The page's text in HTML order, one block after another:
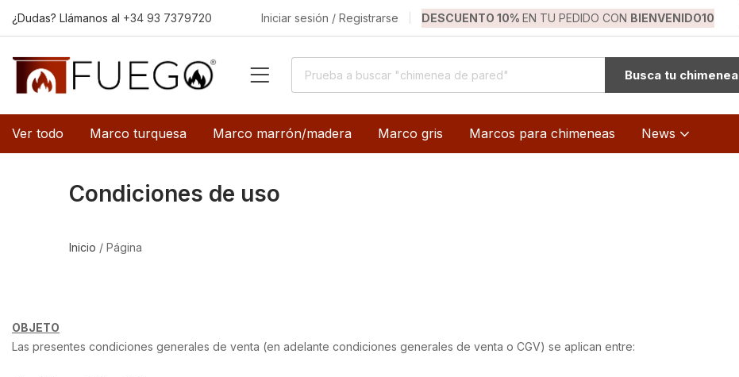
¿Dudas? Llámanos al +34 93 7379720 Iniciar sesión / Registrarse DESCUENTO 10% EN TU PEDIDO CON BIENVENIDO10
Busca tu chimenea
Ver todo Marco turquesa Marco marrón/madera Marco gris Marcos para chimeneas News
Condiciones de uso
Inicio / Página
OBJETO
Las presentes condiciones generales de venta (en adelante condiciones generales de venta o CGV) se aplican entre: